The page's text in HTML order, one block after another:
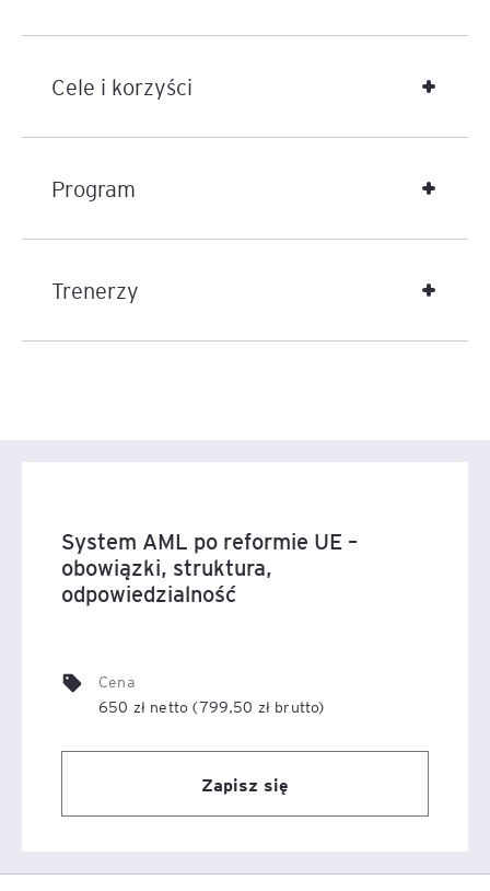
Cele i korzyści
Program
Trenerzy
System AML po reformie UE –
obowiązki, struktura,
odpowiedzialność
Cena
650 zł netto (799,50 zł brutto)
Zapisz się